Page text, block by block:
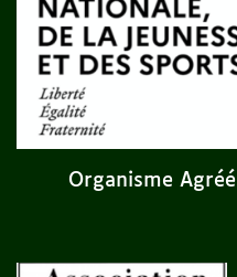
Organisme Agréé